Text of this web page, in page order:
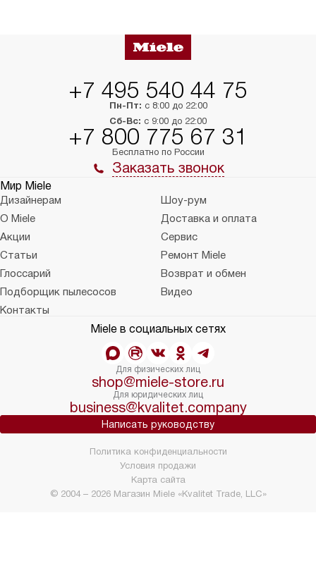
+7 495 540 44 75
Пн-Пт: с 8:00 до 22:00
Сб-Вс: с 9:00 до 22:00
+7 800 775 67 31
Бесплатно по России
Заказать звонок
Мир Miele
Дизайнерам
Шоу-рум
О Miele
Доставка и оплата
Акции
Сервис
Статьи
Ремонт Miele
Глоссарий
Возврат и обмен
Подборщик пылесосов
Видео
Контакты
Miele в социальных сетях
Для физических лиц
shop@miele-store.ru
Для юридических лиц
business@kvalitet.company
Написать руководству
© 2004 – 2026 Магазин Miele «Kvalitet Trade, LLC»
Политика конфиденциальности
Условия продажи
Карта сайта